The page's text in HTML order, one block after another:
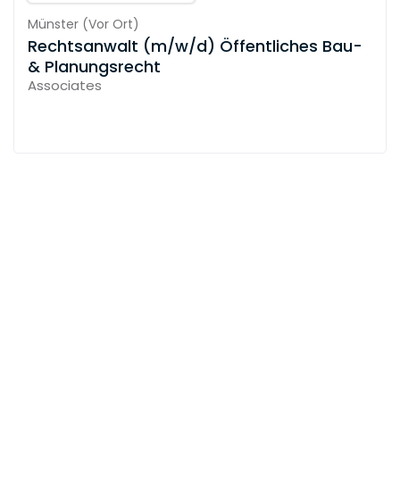
Münster (Vor Ort)
Rechtsanwalt (m/w/d) Öffentliches Bau-
& Planungsrecht
Associates